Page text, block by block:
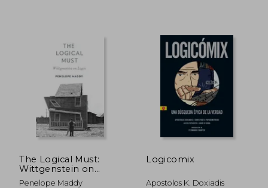
50%
dcto.
The Logical Must:
Wittgenstein on
Logic (en Inglés)
Penelope Maddy
Logicomix
Apostolos K. Doxiadis